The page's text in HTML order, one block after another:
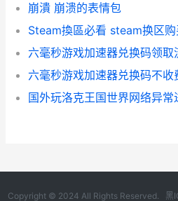
崩潰 崩溃的表情包
Steam換區必看 steam换区
Copyright © 2024 All Rights Reserved. 黑